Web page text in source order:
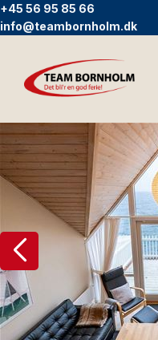
+45 56 95 85 66
info@teambornholm.dk